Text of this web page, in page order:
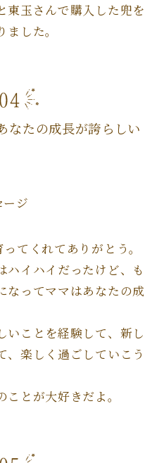
東玉さんで購入した兜を
した。
なたの成長が誇らしい
ジ
てくれてありがとう。
ハイハイだったけど、も
なってママはあなたの成
いことを経験して、新し
、楽しく過ごしていこう
とが大好きだよ。